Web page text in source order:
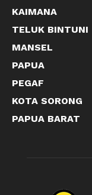
KAIMANA
TELUK BINTUNI
MANSEL
PAPUA
PEGAF
KOTA SORONG
PAPUA BARAT